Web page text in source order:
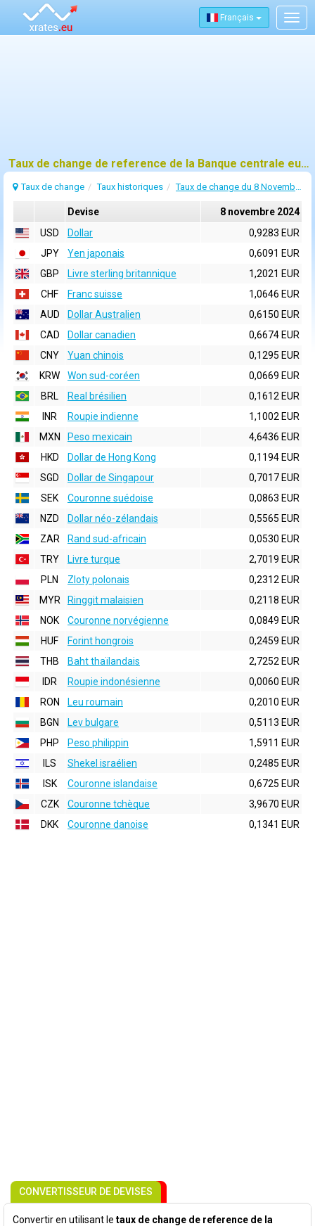
Français
Taux de change de reference de la Banque centrale europeenne (BCE) pour 8 novembre 2024
Taux de change Taux historiques Taux de change du 8 Novembre 2024
Devise
8 novembre 2024
USD
Dollar
0,9283 EUR
JPY
Yen japonais
0,6091 EUR
GBP
Livre sterling britannique
1,2021 EUR
CHF
Franc suisse
1,0646 EUR
AUD
Dollar Australien
0,6150 EUR
CAD
Dollar canadien
0,6674 EUR
CNY
Yuan chinois
0,1295 EUR
KRW
Won sud-coréen
0,0669 EUR
BRL
Real brésilien
0,1612 EUR
INR
Roupie indienne
1,1002 EUR
MXN
Peso mexicain
4,6436 EUR
HKD
Dollar de Hong Kong
0,1194 EUR
SGD
Dollar de Singapour
0,7017 EUR
SEK
Couronne suédoise
0,0863 EUR
NZD
Dollar néo-zélandais
0,5565 EUR
ZAR
Rand sud-africain
0,0530 EUR
TRY
Livre turque
2,7019 EUR
PLN
Zloty polonais
0,2312 EUR
MYR
Ringgit malaisien
0,2118 EUR
NOK
Couronne norvégienne
0,0849 EUR
HUF
Forint hongrois
0,2459 EUR
THB
Baht thaïlandais
2,7252 EUR
IDR
Roupie indonésienne
0,0060 EUR
RON
Leu roumain
0,2010 EUR
BGN
Lev bulgare
0,5113 EUR
PHP
Peso philippin
1,5911 EUR
ILS
Shekel israélien
0,2485 EUR
ISK
Couronne islandaise
0,6725 EUR
CZK
Couronne tchèque
3,9670 EUR
DKK
Couronne danoise 0,1341 EUR
CONVERTISSEUR DE DEVISES
Convertir en utilisant le taux de change de reference de la